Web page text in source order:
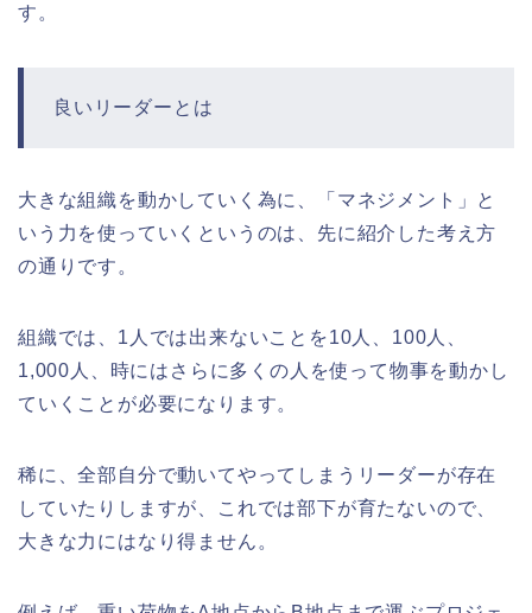
す。
良いリーダーとは
大きな組織を動かしていく為に、「マネジメント」と
いう力を使っていくというのは、先に紹介した考え方
の通りです。
組織では、1人では出来ないことを10人、100人、
1,000人、時にはさらに多くの人を使って物事を動かし
ていくことが必要になります。
稀に、全部自分で動いてやってしまうリーダーが存在
していたりしますが、これでは部下が育たないので、
大きな力にはなり得ません。